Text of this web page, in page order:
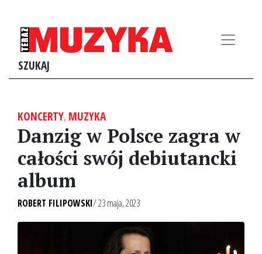
SZUKAJ
KONCERTY, MUZYKA
Danzig w Polsce zagra w
całości swój debiutancki
album
ROBERT FILIPOWSKI/ 23 maja, 2023